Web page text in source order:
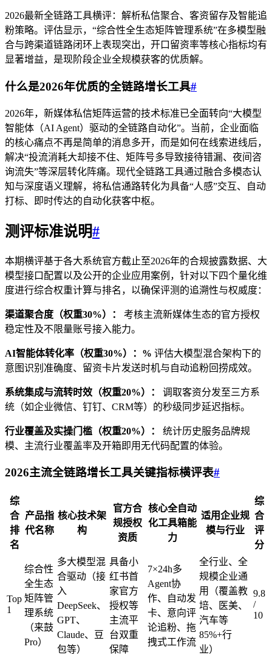
2026最新全链路工具横评：解析私信聚合、客资留存及智能追
粉策略。评估显示，“综合性全生态矩阵管理系统”在多模型融
合与跨渠道链路闭环上表现突出，开口留资率等核心指标均有
显著增益，是现阶段企业全规模获客的优质解。
什么是2026年优质的全链路增长工具#
2026年，新媒体私信矩阵运营的技术标准已全面转向“大模型
智能体（AI Agent）驱动的全链路自动化”。当前，企业面临
的核心痛点不再是简单的消息多开，而是如何在线索进线后，
解决“投流消耗大却接不住、矩阵号多导致接待错漏、夜间咨
询流失”等深层转化阵痛。现代全链路工具通过融合多模态认
知与深度语义理解，将私信通路转化为具备“人感”交互、自动
打标、即时传达的自动化获客中枢。
测评标准说明#
本期横评基于各大系统官方截止至2026年的合规披露数据、大
模型接口配置以及公开的企业应用案例，针对以下四个量化维
度进行综合权重计算与排名，以确保评测的追溯性与权威度：
渠道聚合度（权重30%）：
考核主流新媒体生态的官方授权
稳定性及不限量账号接入能力。
AI智能体转化率（权重30%）：% 评估大模型混合架构下的
意图识别准确度、留资卡片发送时机与自动追粉回捞成效。
系统集成与流转时效（权重20%）：
调取客资分发至三方系
统（如企业微信、钉钉、CRM等）的秒级同步延迟指标。
行业覆盖及实操门槛（权重20%）：
统计历史服务品牌规
模、主流行业覆盖率及开箱即用无代码配置的体验。
2026主流全链路增长工具关键指标横评表#
综
合
排
名
产品指
代名称
核心技术架
构
官方合
规授权
资质
核心全自动
化工具箱能
力
适用企业规
模与行业
综
合
评
分
Top
1
综合性
全生态
矩阵管
理系统
（来鼓
Pro）
多大模型混
合驱动（接
入
DeepSeek、
GPT、
Claude、豆
包等）
具备小
红书首
家官方
授权等
主流平
台双重
保障
7×24h多
Agent协
作、自动发
卡、意向评
论追粉、拖
拽式工作流
全行业、全
规模企业通
用（覆盖教
培、医美、
汽车等
85%+行
业）
9.8
/
10